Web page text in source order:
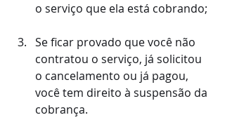
o serviço que ela está cobrando;
Se ficar provado que você não
contratou o serviço, já solicitou
o cancelamento ou já pagou,
você tem direito à suspensão da
cobrança.